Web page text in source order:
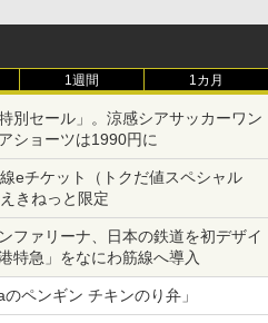
1週間 1カ月
別セール」。涼感シアサッカーワン
ショーツは1990円に
eチケット（トクだ値スペシャル
きねっと限定
ファリーナ、日本の鉄道を初デザイ
特急」をなにわ筋線へ導入
ペンギン チキンのり弁」